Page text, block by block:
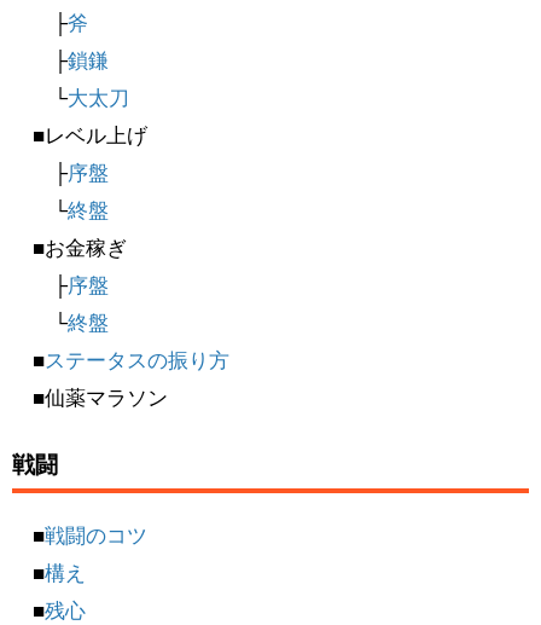
├斧
├鎖鎌
└大太刀
■レベル上げ
├序盤
└終盤
■お金稼ぎ
├序盤
└終盤
■ステータスの振り方
■仙薬マラソン
戦闘
■戦闘のコツ
■構え
■残心